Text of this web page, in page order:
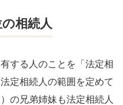
相続人
する人のことを「法定相
定相続人の範囲を定めて
の兄弟姉妹も法定相続人